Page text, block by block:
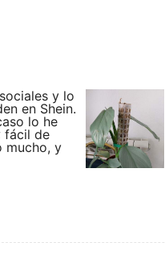
y lo
en Shein.
lo he
fácil de
mucho, y